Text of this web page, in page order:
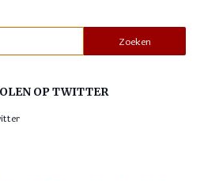
OP TWITTER